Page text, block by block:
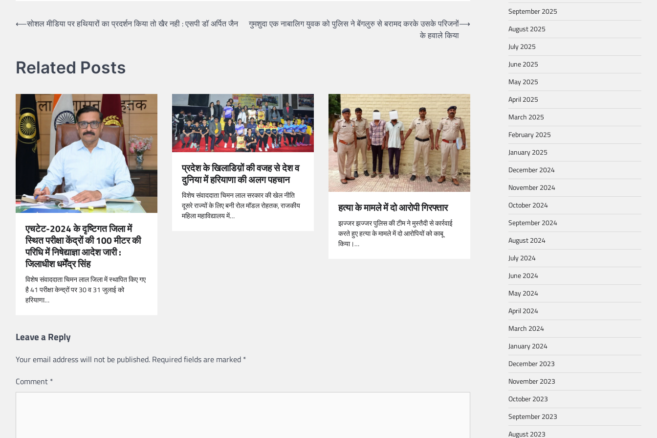
Post
⟵सोशल मीडिया पर हथियारों का प्रदर्शन किया तो खैर नही : एसपी डॉ अर्पित जैन
गुमशुदा एक नाबालिग युवक को पुलिस ने बेंगलुरु से बरामद करके उसके परिजनों
के हवाले किया
⟶
Related Posts
एचटेट-2024 के दृष्टिगत जिला में
स्थित परीक्षा केंद्रों की 100 मीटर की
परिधि में निषेद्याज्ञा आदेश जारी :
जिलाधीश धर्मेंद्र सिंह
विशेष संवाददाता चिमन लाल जिला में स्थापित किए गए
है 41 परीक्षा केन्द्रों पर 30 व 31 जुलाई को
हरियाणा…
प्रदेश के खिलाडिय़ों की वजह से देश व
दुनिया में हरियाणा की अलग पहचान
विशेष संवाददाता चिमन लाल सरकार की खेल नीति
दूसरे राज्यों के लिए बनी रोल मॉडल रोहतक, राजकीय
महिला महाविद्यालय में…
हत्या के मामले में दो आरोपी गिरफ्तार
झज्जर झज्जर पुलिस की टीम ने मुस्तैदी से कार्रवाई
करते हुए हत्या के मामले में दो आरोपियों को काबू
किया।…
Leave a Reply
Your email address will not be published. Required fields are marked *
Comment *
September 2025
August 2025
July 2025
June 2025
May 2025
April 2025
March 2025
February 2025
January 2025
December 2024
November 2024
October 2024
September 2024
August 2024
July 2024
June 2024
May 2024
April 2024
March 2024
January 2024
December 2023
November 2023
October 2023
September 2023
August 2023